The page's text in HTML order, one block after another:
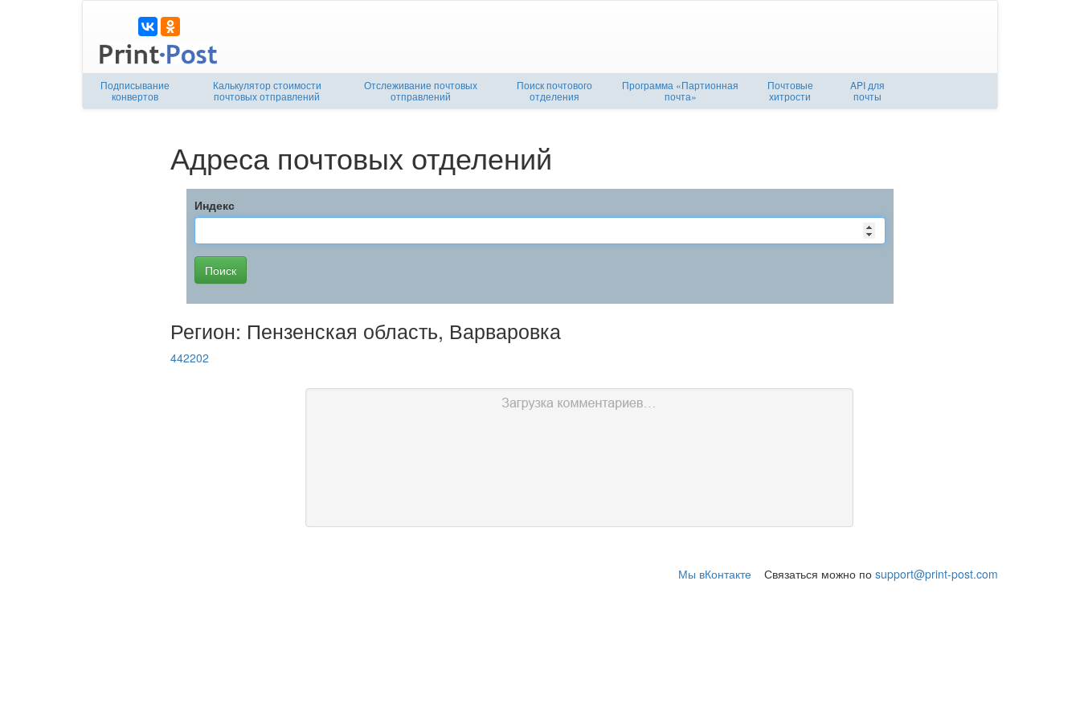
Подписывание
конвертов
Калькулятор стоимости
почтовых отправлений
Отслеживание почтовых
отправлений
Поиск почтового
отделения
Программа «Партионная
почта»
Почтовые
хитрости
API для
почты
Адреса почтовых отделений
Индекс
Регион: Пензенская область, Варваровка
442202
Мы вКонтакте Связаться можно по support@print-post.com